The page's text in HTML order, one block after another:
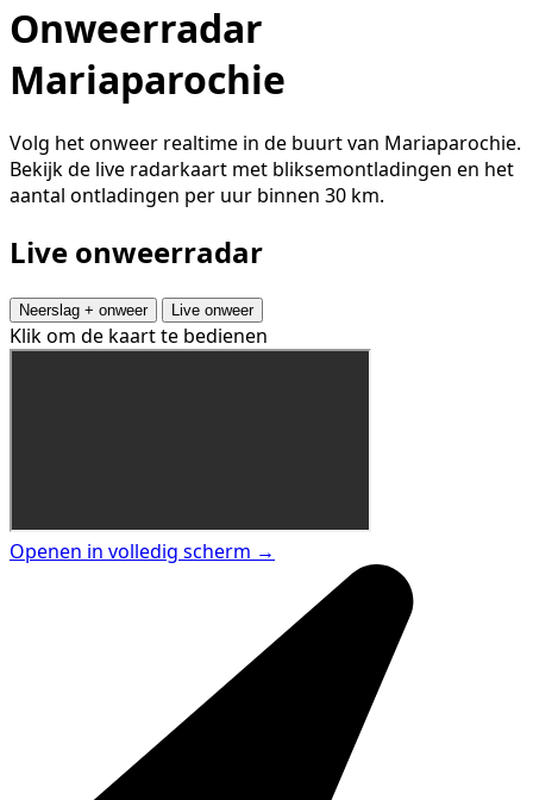
Onweerradar
Mariaparochie
Volg het onweer realtime in de buurt van Mariaparochie.
Bekijk de live radarkaart met bliksemontladingen en het
aantal ontladingen per uur binnen 30 km.
Live onweerradar
Neerslag + onweer Live onweer
Klik om de kaart te bedienen
Openen in volledig scherm →